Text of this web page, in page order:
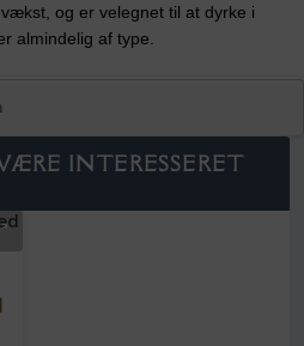
og er velegnet til at dyrke i
almindelig af type.
INTERESSERET